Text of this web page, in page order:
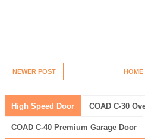
NEWER POST HOME
High Speed Door COAD C-30
COAD C-40 Premium Garage Door